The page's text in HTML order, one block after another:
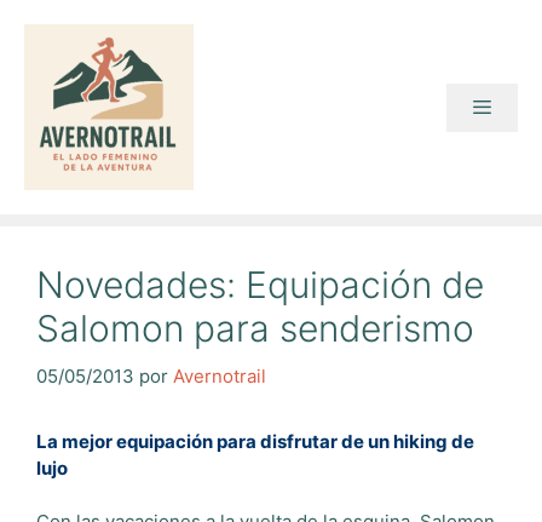
contenido
Novedades: Equipación de
Salomon para senderismo
05/05/2013 por Avernotrail
La mejor equipación para disfrutar de un hiking de
lujo